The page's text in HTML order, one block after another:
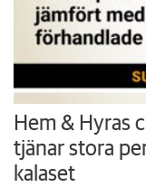
Hem & Hyras
tjänar stora
kalaset